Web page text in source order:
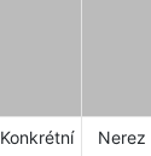
Konkrétní Nerez